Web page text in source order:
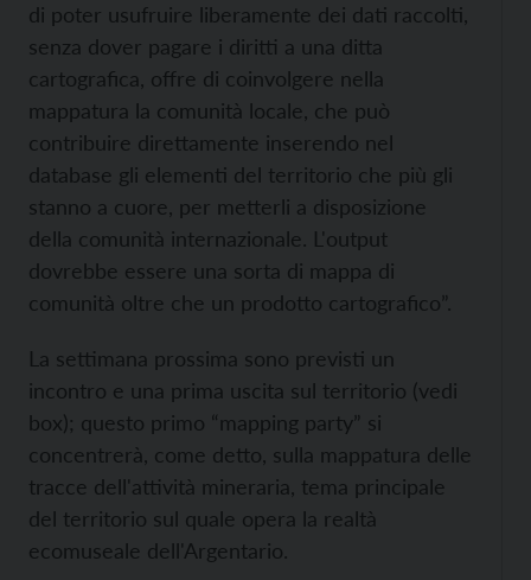
di poter usufruire liberamente dei dati raccolti,
senza dover pagare i diritti a una ditta
cartografica, offre di coinvolgere nella
mappatura la comunità locale, che può
contribuire direttamente inserendo nel
database gli elementi del territorio che più gli
stanno a cuore, per metterli a disposizione
della comunità internazionale. L'output
dovrebbe essere una sorta di mappa di
comunità oltre che un prodotto cartografico”.
La settimana prossima sono previsti un
incontro e una prima uscita sul territorio (vedi
box); questo primo “mapping party” si
concentrerà, come detto, sulla mappatura delle
tracce dell'attività mineraria, tema principale
del territorio sul quale opera la realtà
ecomuseale dell'Argentario.